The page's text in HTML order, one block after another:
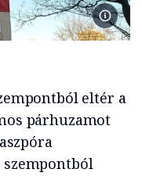
A kínai
eltér a
párhuzamot